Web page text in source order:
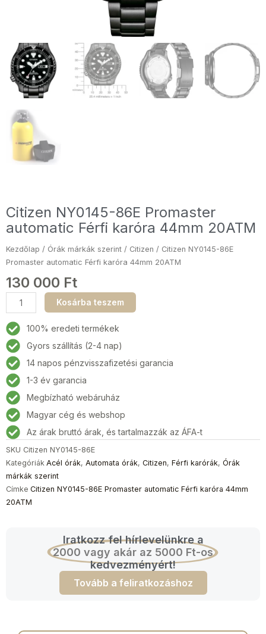
Citizen NY0145-86E Promaster
automatic Férfi karóra 44mm 20ATM
Kezdőlap / Órák márkák szerint / Citizen / Citizen NY0145-86E
Promaster automatic Férfi karóra 44mm 20ATM
130 000 Ft
Citizen
NY0145-
86E
Promaster
automatic
Férfi
karóra
44mm
20ATM
mennyiség
Kosárba teszem
100% eredeti termékek
Gyors szállítás (2-4 nap)
14 napos pénzvisszafizetési garancia
1-3 év garancia
Megbízható webáruház
Magyar cég és webshop
Az árak bruttó árak, és tartalmazzák az ÁFA-t
SKU Citizen NY0145-86E
Kategóriák Acél órák, Automata órák, Citizen, Férfi karórák, Órák
márkák szerint
Címke Citizen NY0145-86E Promaster automatic Férfi karóra 44mm
20ATM
Iratkozz fel hírlevelünkre a
2000 vagy akár az 5000 Ft-os
kedvezményért!
Tovább a feliratkozáshoz